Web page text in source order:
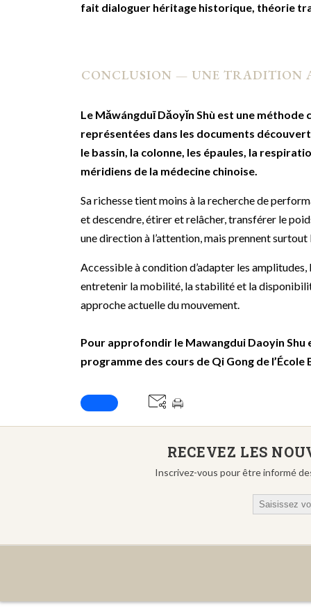
fait dialoguer héritage historique, théorie
CONCLUSION — UNE TRADITION
Le Mǎwángduī Dǎoyǐn Shù est une
représentées dans les documents
le bassin, la colonne, les épaules, la
méridiens de la médecine chinoise.
Sa richesse tient moins à la recherche de
et descendre, étirer et relâcher, transférer le
une direction à l’attention, mais prennent
Accessible à condition d’adapter les
entretenir la mobilité, la stabilité et la
approche actuelle du mouvement.
Pour approfondir le Mawangdui Daoyin
programme des cours de Qi Gong de
RECEVEZ LES
Inscrivez-vous pour être informé
Email